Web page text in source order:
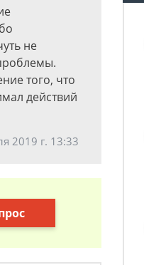
не
того, что
действий
2019 г. 13:33